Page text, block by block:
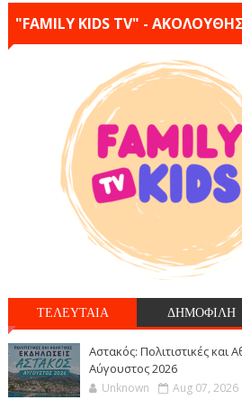
"FAMILY KIDS TV" -
ΤΕΛΕΥΤΑΙΑ ΔΗΜΟΦΙΛΗ
Αστακός: Πολιτιστικές και
Αύγουστος 2026
Unknown Aug 07, 2026